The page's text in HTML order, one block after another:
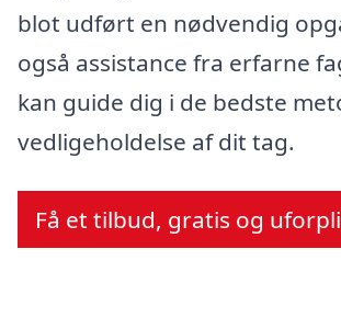
blot udført en nødvendig
også assistance fra erfarne
kan guide dig i de bedste
vedligeholdelse af dit tag.
Få et tilbud, gratis og